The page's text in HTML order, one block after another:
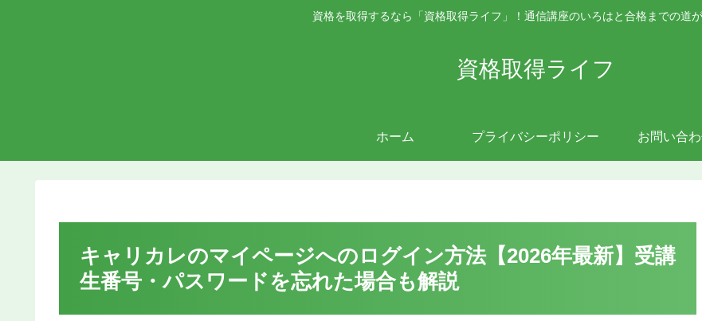
資格を取得するなら「資格取得ライフ」！通信講座のいろはと合格までの道
資格取得ライフ
ホーム プライバシーポリシー お問い合
キャリカレのマイページへのログイン方法【2026年最新】受講
生番号・パスワードを忘れた場合も解説